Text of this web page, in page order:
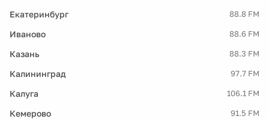
Екатеринбург 88.8 FM
Иваново 88.6 FM
Казань 88.3 FM
Калининград 97.7 FM
Калуга 106.1 FM
Кемерово 91.5 FM